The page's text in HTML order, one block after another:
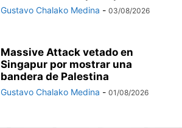
Gustavo Chalako Medina - 03/08/2026
Massive Attack vetado en
Singapur por mostrar una
bandera de Palestina
Gustavo Chalako Medina - 01/08/2026